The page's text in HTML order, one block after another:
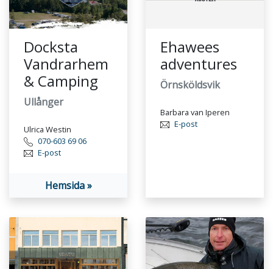
Docksta
Vandrarhem
& Camping
Ullånger
Ulrica Westin
070-603 69 06
E-post
Hemsida »
Ehawees
adventures
Örnsköldsvik
Barbara van Iperen
E-post